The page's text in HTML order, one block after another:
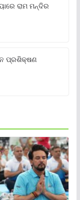
ରାମ ମନ୍ଦିର
ପ୍ରଶିକ୍ଷଣ